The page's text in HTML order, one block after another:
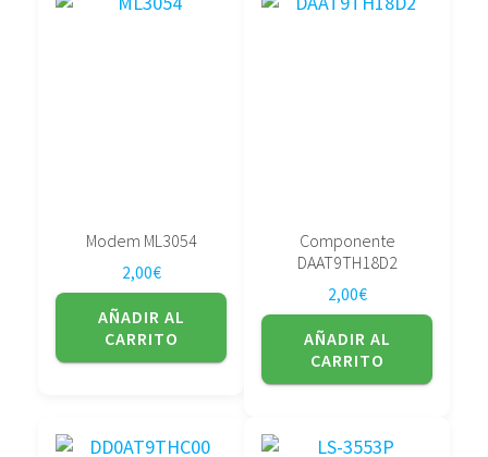
Modem ML3054
2,00€
AÑADIR AL
CARRITO
Componente
DAAT9TH18D2
2,00€
AÑADIR AL
CARRITO